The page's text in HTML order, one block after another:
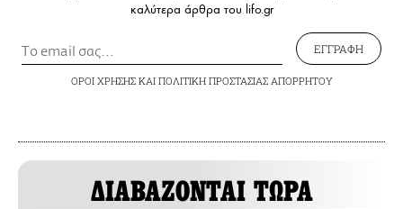
καλύτερα άρθρα του lifo.gr
ΕΓΓΡΑΦΗ
ΟΡΟΙ ΧΡΗΣΗΣΚΑΙ ΠΟΛΙΤΙΚΗ ΠΡΟΣΤΑΣΙΑΣ ΑΠΟΡΡΗΤΟΥ
ΔΙΑΒΑΖΟΝΤΑΙ ΤΩΡΑ